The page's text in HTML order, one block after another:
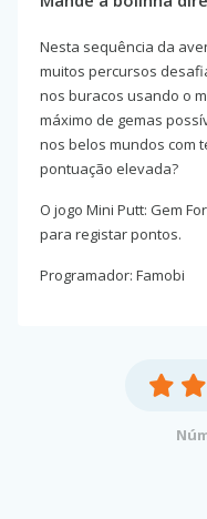
Nesta sequência da
muitos percursos
nos buracos usando o
máximo de gemas
nos belos mundos com
pontuação elevada?
O jogo Mini Putt: Gem
para registar pontos.
Programador: Famobi